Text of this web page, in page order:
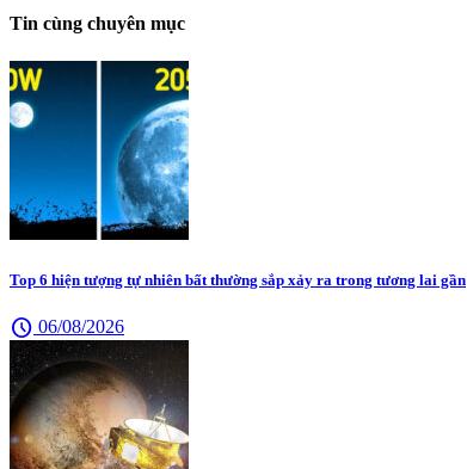
Tin cùng chuyên mục
Top 6 hiện tượng tự nhiên bất thường sắp xảy ra trong tương lai gần
schedule 06/08/2026